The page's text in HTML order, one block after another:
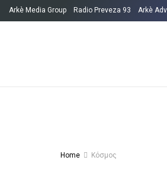
Arkè Media Group Radio Preveza 93 Arkè
Home Κόσμος